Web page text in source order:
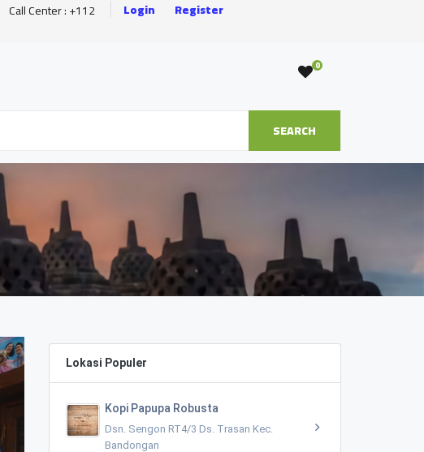
Call Center : +112 Login Register
0
SEARCH
Lokasi Populer
Kopi Papupa Robusta
Dsn. Sengon RT4/3 Ds. Trasan Kec.
Bandongan